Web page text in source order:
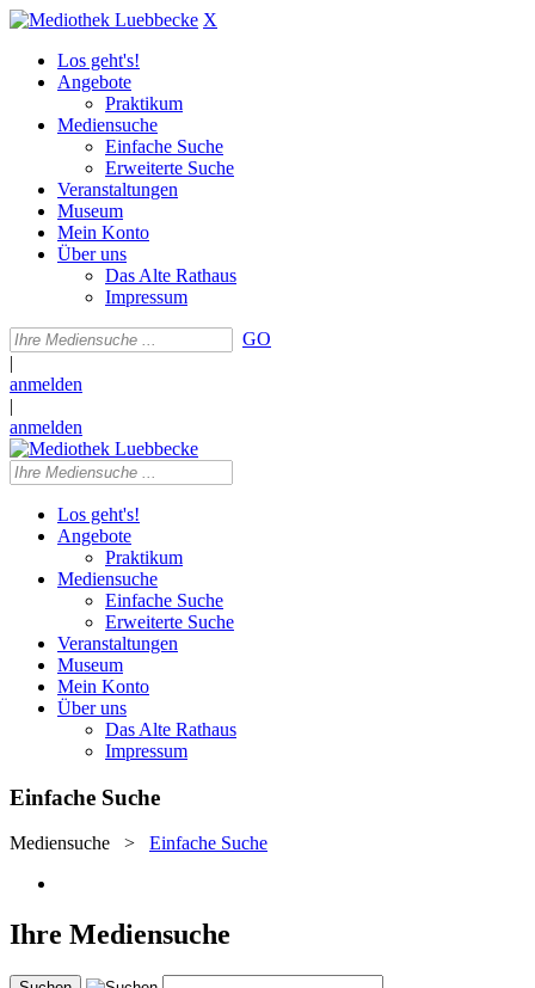
X
Los geht's!
Angebote
Praktikum
Mediensuche
Einfache Suche
Erweiterte Suche
Veranstaltungen
Museum
Mein Konto
Über uns
Das Alte Rathaus
Impressum
GO
|
anmelden
|
anmelden
Los geht's!
Angebote
Praktikum
Mediensuche
Einfache Suche
Erweiterte Suche
Veranstaltungen
Museum
Mein Konto
Über uns
Das Alte Rathaus
Impressum
Einfache Suche
Mediensuche > Einfache Suche
Ihre Mediensuche